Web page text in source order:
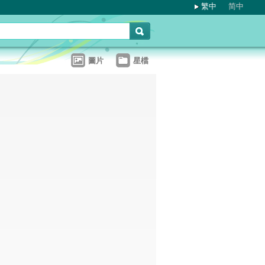
繁中 简中
圖片 星檔